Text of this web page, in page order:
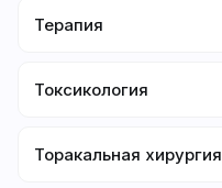
Терапия
Токсикология
Торакальная хирургия